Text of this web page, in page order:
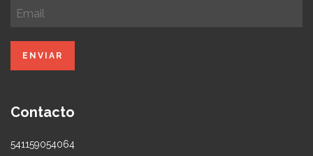
Contacto
541159054064